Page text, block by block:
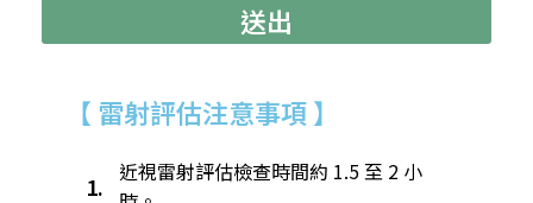
送出
【 雷射評估注意事項 】
1.
近視雷射評估檢查時間約 1.5 至 2 小